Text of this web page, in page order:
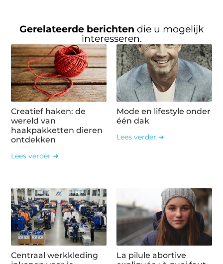
Gerelateerde berichten die u mogelijk
interesseren.
Creatief haken: de
wereld van
haakpakketten dieren
ontdekken
Lees verder ➜
Mode en lifestyle onder
één dak
Lees verder ➜
Centraal werkkleding
La pilule abortive